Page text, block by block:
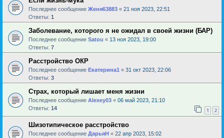
Последнее сообщение Женя63883 « 21 ноя 2023, 22:51
Ответы: 1
Заболевание, которого я не ожидал в своей жизни (БАР)
Последнее сообщение Satou « 13 ноя 2023, 19:00
Ответы: 7
Расстройство ОКР
Последнее сообщение Екатерина1 « 31 окт 2023, 22:06
Ответы: 3
Страх, который лишает меня жизни
Последнее сообщение Alexey03 « 06 май 2023, 21:10
Ответы: 14 1 2
Шизотипическое расстройство
Последнее сообщение ДарьяН « 22 апр 2023, 15:02